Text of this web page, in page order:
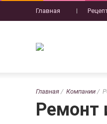
Главная
Главная Компании
Ремонт